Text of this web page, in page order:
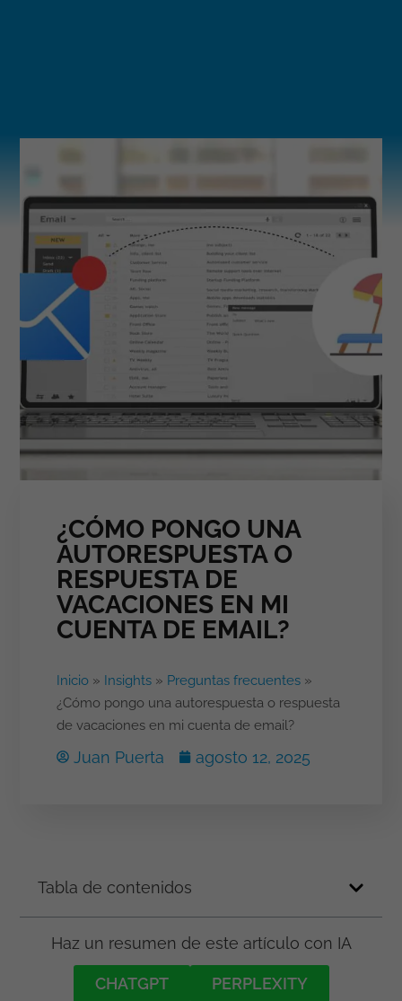
¿CÓMO PONGO UNA
AUTORESPUESTA O
RESPUESTA DE
VACACIONES EN MI
CUENTA DE EMAIL?
Inicio» Insights» Preguntas frecuentes»
¿Cómo pongo una autorespuesta o respuesta
de vacaciones en mi cuenta de email?
Juan Puerta agosto 12, 2025
Tabla de contenidos
Haz un resumen de este artículo con IA
CHATGPT PERPLEXITY